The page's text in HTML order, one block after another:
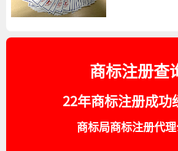
商标注册查
22年商标注册成功
商标局商标注册代